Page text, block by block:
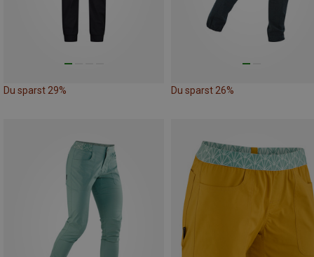
Du sparst 29% Du sparst 26%